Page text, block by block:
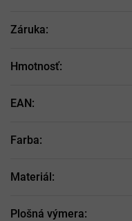
Záruka:
Hmotnosť:
EAN:
Farba:
Materiál:
Plošná výmera: